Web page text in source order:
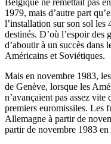
Belgique ne remettait pas
1979, mais d’autre part
l’installation sur son sol les
destinés. D’où l’espoir des
d’aboutir à un succès dans
Américains et Soviétiques.
Mais en novembre 1983,
de Genève, lorsque les
n’avançaient pas assez
premiers euromissiles. Les
Allemagne à partir de
partir de novembre 1983